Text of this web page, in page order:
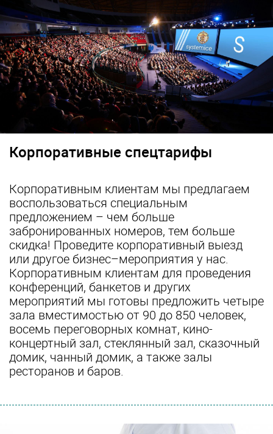
Корпоративные спецтарифы
Корпоративным клиентам мы предлагаем
воспользоваться специальным
предложением – чем больше
забронированных номеров, тем больше
скидка! Проведите корпоративный выезд
или другое бизнес–мероприятия у нас.
Корпоративным клиентам для проведения
конференций, банкетов и других
мероприятий мы готовы предложить четыре
зала вместимостью от 90 до 850 человек,
восемь переговорных комнат, кино-
концертный зал, стеклянный зал, сказочный
домик, чанный домик, а также залы
ресторанов и баров.